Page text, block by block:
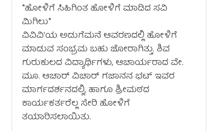
*ಹೋಳಿಗೆ ಸಿಹಿಗಿಂತ ಹೋಳಿಗೆ ಮಾಡಿದ ಸವಿ
ಮಿಗಿಲು*
ವಿವಿವಿ’ಯ ಅಡುಗೆಮನೆ ಆವರಣದಲ್ಲಿ ಹೋಳಿಗೆ
ಮಾಡುವ ಸಂಭ್ರಮ ಬಹು ಜೋರಾಗಿತ್ತು. ಶಿವ
ಗುರುಕುಲದ ವಿದ್ಯಾರ್ಥಿಗಳು, ಆಚಾರ್ಯರಾದ ವೇ.
ಮೂ. ಆಚಾರ್ ವಿಚಾರ್ ಗಜಾನನ ಭಟ್ ಇವರ
ಮಾರ್ಗದರ್ಶನದಲ್ಲಿ, ಹಾಗೂ ಶ್ರೀಮಠದ
ಕಾರ್ಯಕರ್ತರೆಲ್ಲ ಸೇರಿ ಹೋಳಿಗೆ
ತಯಾರಿಸಲಾಯಿತು.